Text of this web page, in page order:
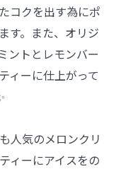
コクを出す為にポ
す。また、オリジ
ントとレモンバー
ィーに仕上がって
人気のメロンクリ
ィーにアイスをの